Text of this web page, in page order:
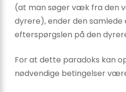
(at man søger væk fra den
dyrere), ender den
efterspørgslen på den
For at dette paradoks kan
nødvendige betingelser